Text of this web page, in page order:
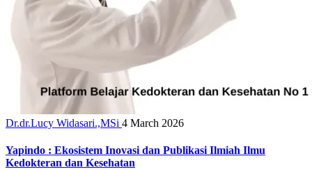
Dr.dr.Lucy Widasari.,MSi 4 March 2026
Yapindo : Ekosistem Inovasi dan Publikasi Ilmiah Ilmu
Kedokteran dan Kesehatan